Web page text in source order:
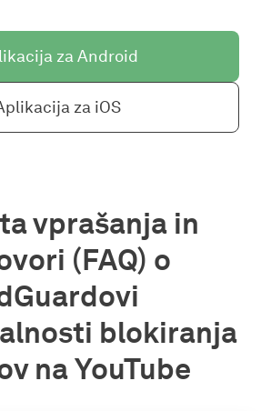
za Android
za iOS
vprašanja in
(FAQ) o
blokiranja
na YouTube